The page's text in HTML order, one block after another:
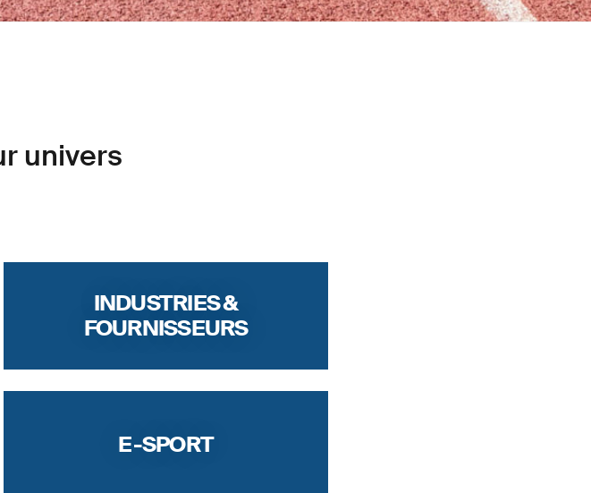
univers
INDUSTRIES &
FOURNISSEURS
E-SPORT